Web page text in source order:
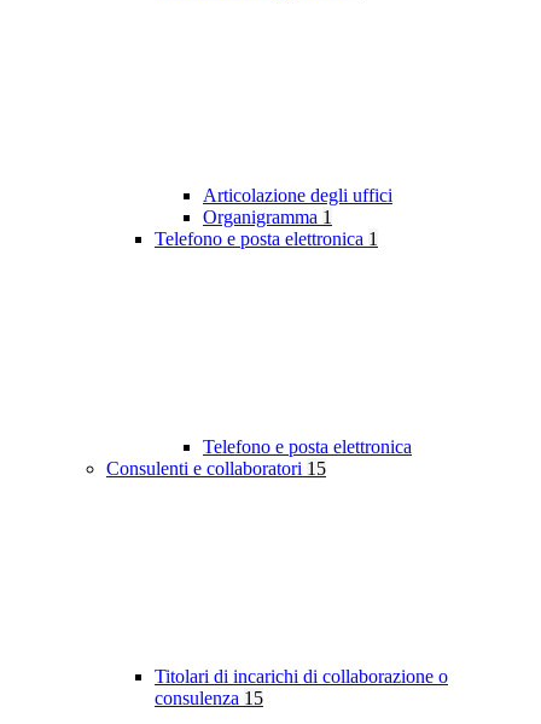
Articolazione degli uffici
Organigramma 1
Telefono e posta elettronica 1
Telefono e posta elettronica
Consulenti e collaboratori 15
Titolari di incarichi di collaborazione o
consulenza 15